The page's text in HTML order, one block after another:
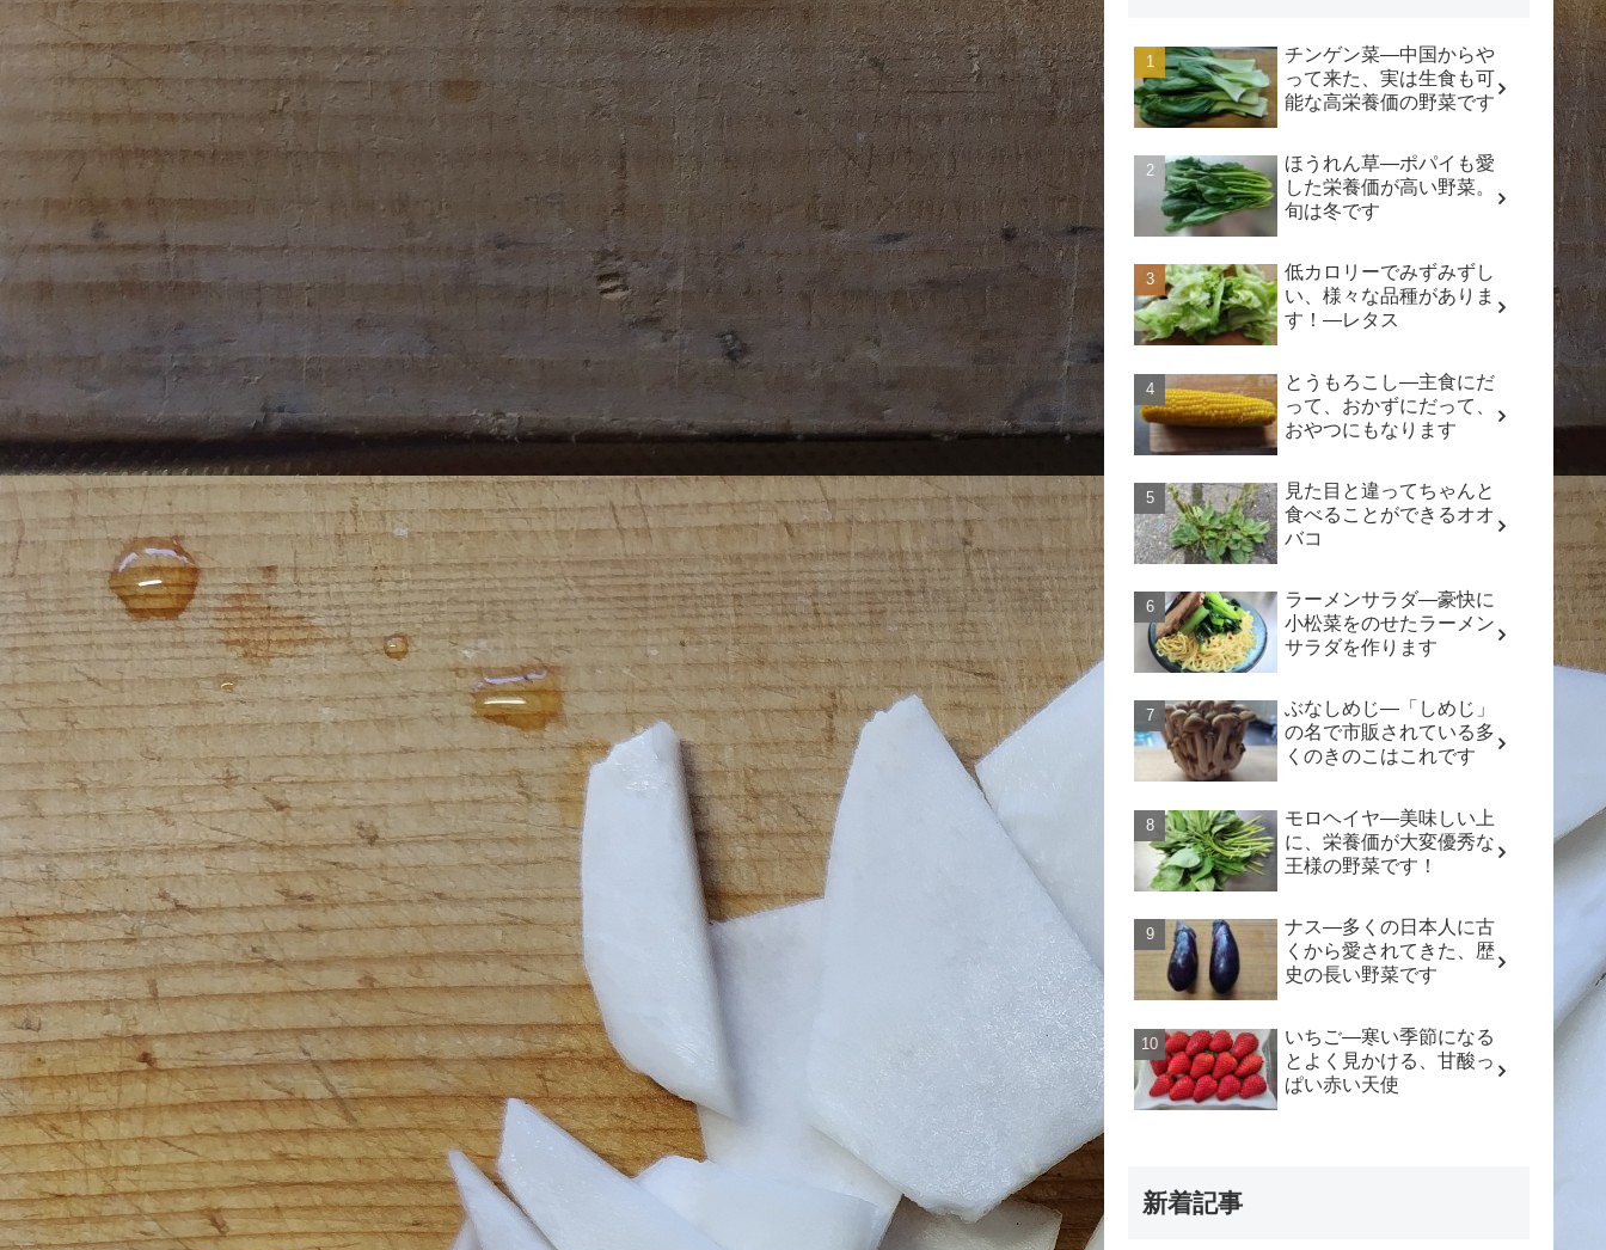
チンゲン菜―中国からや
って来た、実は生食も可
能な高栄養価の野菜です
ほうれん草―ポパイも愛
した栄養価が高い野菜。
旬は冬です
低カロリーでみずみずし
い、様々な品種がありま
す！―レタス
とうもろこし―主食にだ
って、おかずにだって、
おやつにもなります
見た目と違ってちゃんと
食べることができるオオ
バコ
ラーメンサラダ―豪快に
小松菜をのせたラーメン
サラダを作ります
ぶなしめじ―「しめじ」
の名で市販されている多
くのきのこはこれです
モロヘイヤ―美味しい上
に、栄養価が大変優秀な
王様の野菜です！
ナス―多くの日本人に古
くから愛されてきた、歴
史の長い野菜です
いちご―寒い季節になる
とよく見かける、甘酸っ
ぱい赤い天使
新着記事